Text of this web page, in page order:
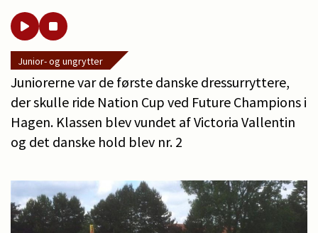
Junior- og ungrytter
Juniorerne var de første danske dressurryttere,
der skulle ride Nation Cup ved Future Champions i
Hagen. Klassen blev vundet af Victoria Vallentin
og det danske hold blev nr. 2